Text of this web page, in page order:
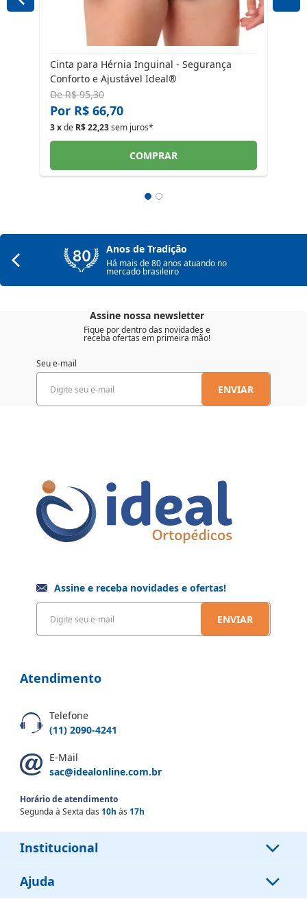
Cinta para Hérnia Inguinal - Segurança
Conforto e Ajustável Ideal®
DeR$ 95,30
Por R$ 66,70
3 xde R$ 22,23sem juros*
COMPRAR
Anos de Tradição
Há mais de 80 anos atuando no
mercado brasileiro
Assine nossa newsletter
Fique por dentro das novidades e
receba ofertas em primeira mão!
Seu e-mail
ENVIAR
Assine e receba novidades e ofertas!
ENVIAR
Atendimento
Telefone
(11) 2090-4241
E-Mail
sac@idealonline.com.br
Horário de atendimento
Segunda à Sexta das 10h às 17h
Institucional
Ajuda